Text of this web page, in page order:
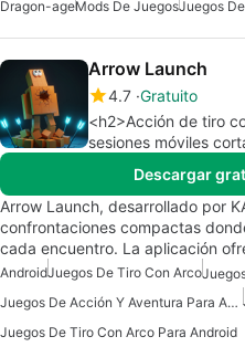
Dragon-ageMods De JuegosJuegos
Arrow Launch
4.7 Gratuito
<h2>Acción de tiro
sesiones móviles
Descargar
Arrow Launch, desarrollado por
confrontaciones compactas
cada encuentro. La aplicación
AndroidJuegos De Tiro Con Arco
Juegos De Acción Y Aventura Para Android
Juegos De Tiro Con Arco Para Android